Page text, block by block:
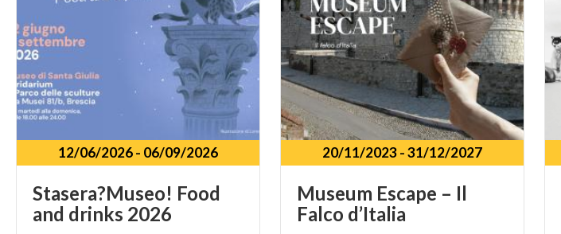
12/06/2026- 06/09/2026
Stasera?Museo! Food
and drinks 2026
20/11/2023-31/12/2027
Museum Escape – Il
Falco d’Italia